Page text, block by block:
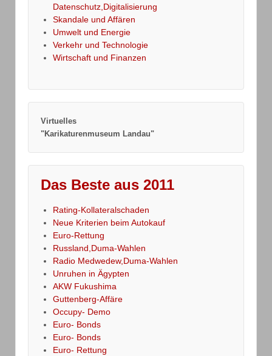
Datenschutz,Digitalisierung
Skandale und Affären
Umwelt und Energie
Verkehr und Technologie
Wirtschaft und Finanzen
Virtuelles
"Karikaturenmuseum Landau"
Das Beste aus 2011
Rating-Kollateralschaden
Neue Kriterien beim Autokauf
Euro-Rettung
Russland,Duma-Wahlen
Radio Medwedew,Duma-Wahlen
Unruhen in Ägypten
AKW Fukushima
Guttenberg-Affäre
Occupy- Demo
Euro- Bonds
Euro- Bonds
Euro- Rettung